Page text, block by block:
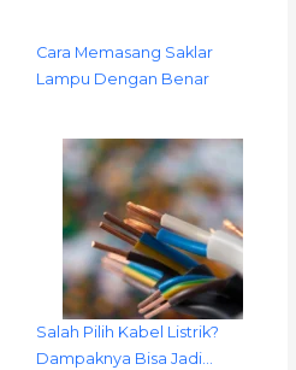
Cara Memasang Saklar
Lampu Dengan Benar
Salah Pilih Kabel Listrik?
Dampaknya Bisa Jadi…